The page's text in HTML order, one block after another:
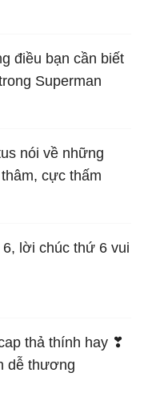
điều bạn cần biết
Superman
nói về những
cực thấm
lời chúc thứ 6 vui
thả thính hay ❣
dễ thương